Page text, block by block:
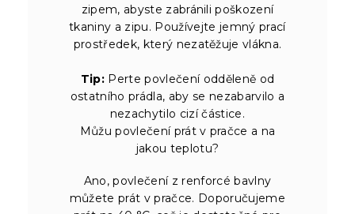
zipem, abyste zabránili poškození
tkaniny a zipu. Používejte jemný prací
prostředek, který nezatěžuje vlákna.
Tip: Perte povlečení odděleně od
ostatního prádla, aby se nezabarvilo a
nezachytilo cizí částice.
Můžu povlečení prát v pračce a na
jakou teplotu?
Ano, povlečení z renforcé bavlny
můžete prát v pračce. Doporučujeme